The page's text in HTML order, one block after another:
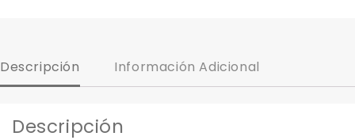
Descripción Información Adicional
Descripción